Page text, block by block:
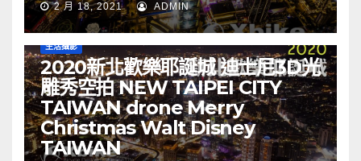
2 月 18, 2021 ADMIN
生活攝影
2020新北歡樂耶誕城 迪士尼3D光
雕秀空拍 NEW TAIPEI CITY
TAIWAN drone Merry
Christmas Walt Disney
TAIWAN